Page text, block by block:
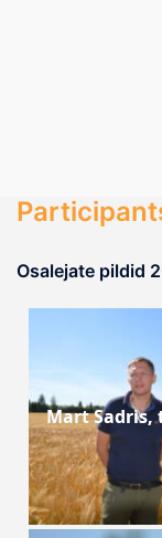
Osalejate pildid
Mart Sadris,